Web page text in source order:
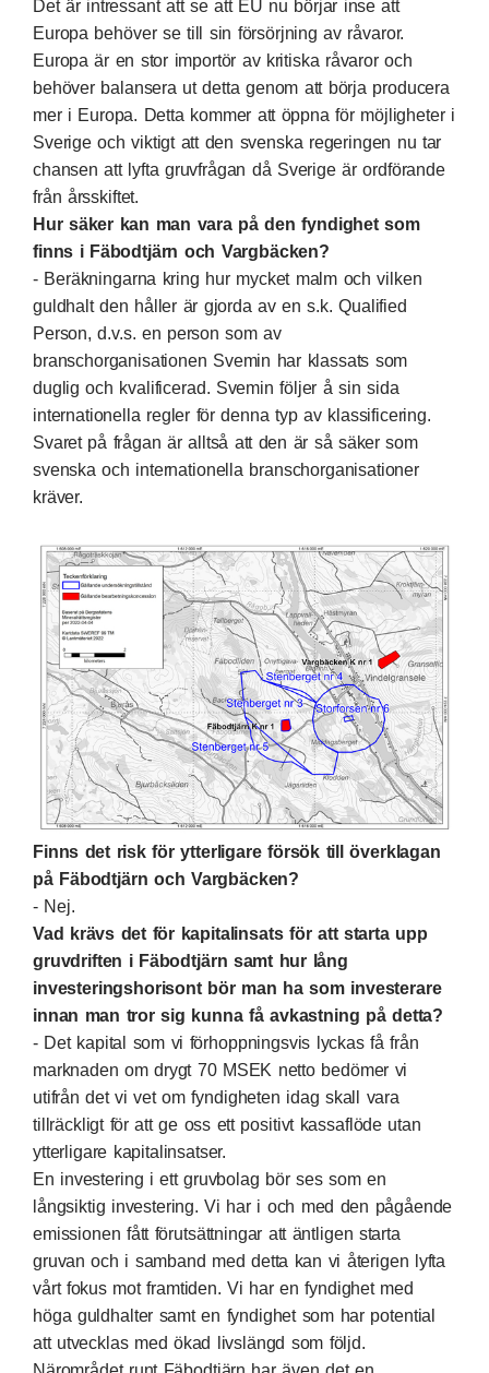
Det är intressant att se att EU nu börjar inse att
Europa behöver se till sin försörjning av råvaror.
Europa är en stor importör av kritiska råvaror och
behöver balansera ut detta genom att börja producera
mer i Europa. Detta kommer att öppna för möjligheter i
Sverige och viktigt att den svenska regeringen nu tar
chansen att lyfta gruvfrågan då Sverige är ordförande
från årsskiftet.
Hur säker kan man vara på den fyndighet som
finns i Fäbodtjärn och Vargbäcken?
- Beräkningarna kring hur mycket malm och vilken
guldhalt den håller är gjorda av en s.k. Qualified
Person, d.v.s. en person som av
branschorganisationen Svemin har klassats som
duglig och kvalificerad. Svemin följer å sin sida
internationella regler för denna typ av klassificering.
Svaret på frågan är alltså att den är så säker som
svenska och internationella branschorganisationer
kräver.
Finns det risk för ytterligare försök till överklagan
på Fäbodtjärn och Vargbäcken?
- Nej.
Vad krävs det för kapitalinsats för att starta upp
gruvdriften i Fäbodtjärn samt hur lång
investeringshorisont bör man ha som investerare
innan man tror sig kunna få avkastning på detta?
- Det kapital som vi förhoppningsvis lyckas få från
marknaden om drygt 70 MSEK netto bedömer vi
utifrån det vi vet om fyndigheten idag skall vara
tillräckligt för att ge oss ett positivt kassaflöde utan
ytterligare kapitalinsatser.
En investering i ett gruvbolag bör ses som en
långsiktig investering. Vi har i och med den pågående
emissionen fått förutsättningar att äntligen starta
gruvan och i samband med detta kan vi återigen lyfta
vårt fokus mot framtiden. Vi har en fyndighet med
höga guldhalter samt en fyndighet som har potential
att utvecklas med ökad livslängd som följd.